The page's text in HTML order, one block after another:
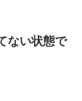
ない状態で